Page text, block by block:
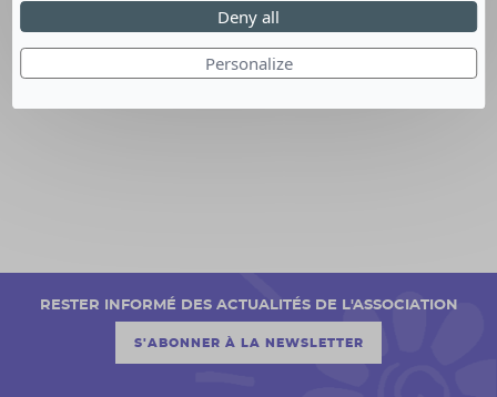
RESTER INFORMÉ DES ACTUALITÉS DE L'ASSOCIATION
S'ABONNER À LA NEWSLETTER
Personalize
Deny all